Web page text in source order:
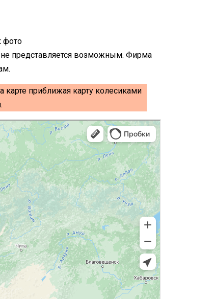
не представляется возможным. Фирма
карте приближая карту колесиками